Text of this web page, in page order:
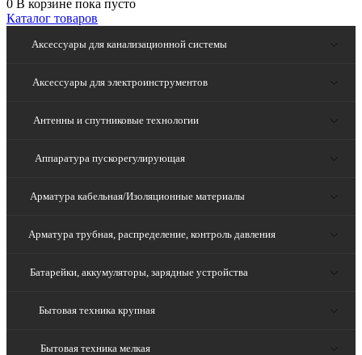
0 В корзине пока пусто
Каталог товаров
Аксессуары для канализационной системы
Аксессуары для электроинструментов
Антенны и спутниковые технологии
Аппаратура пускорегулирующая
Арматура кабельная/Изоляционные материалы
Арматура трубная, распределение, контроль давления
Батарейки, аккумуляторы, зарядные устройства
Бытовая техника крупная
Бытовая техника мелкая